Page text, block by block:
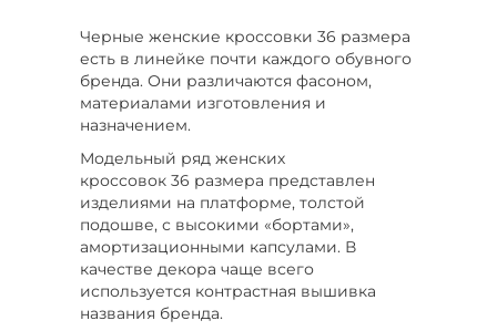
Цвет Зеленый, Размер 37
Цвет Голубой, Размер 39
Цвет Зеленый, Размер 40
Цвет Черный, Размер 42
Цвет Бежевый, Размер 42
Цвет Голубой, Размер 41 Цвет Бордовый
Цвет Бордовый, Размер 38 Бренд Almi
Черные женские кроссовки 36 размера
есть в линейке почти каждого обувного
бренда. Они различаются фасоном,
материалами изготовления и
назначением.
Модельный ряд женских
кроссовок 36 размера представлен
изделиями на платформе, толстой
подошве, с высокими «бортами»,
амортизационными капсулами. В
качестве декора чаще всего
используется контрастная вышивка
названия бренда.